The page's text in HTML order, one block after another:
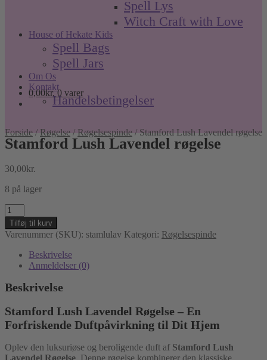
Spell Lys
Witch Craft with Love
House of Hekate Kids
Spell Bags
Spell Jars
Om Os
Kontakt
Handelsbetingelser
0,00kr. 0 varer
Forside /Røgelse /Røgelsespinde / Stamford Lush Lavendel røgelse
Stamford Lush Lavendel røgelse
30,00kr.
8 på lager
Stamford
Lush
Lavendel
røgelse
antal
Tilføj til kurv
Varenummer (SKU): stamlulav Kategori: Røgelsespinde
Beskrivelse
Anmeldelser (0)
Beskrivelse
Stamford Lush Lavendel Røgelse – En
Forfriskende Duftpåvirkning til Dit Hjem
Oplev den luksuriøse og beroligende duft af Stamford Lush
Lavendel Røgelse . Denne røgelse kombinerer den klassiske